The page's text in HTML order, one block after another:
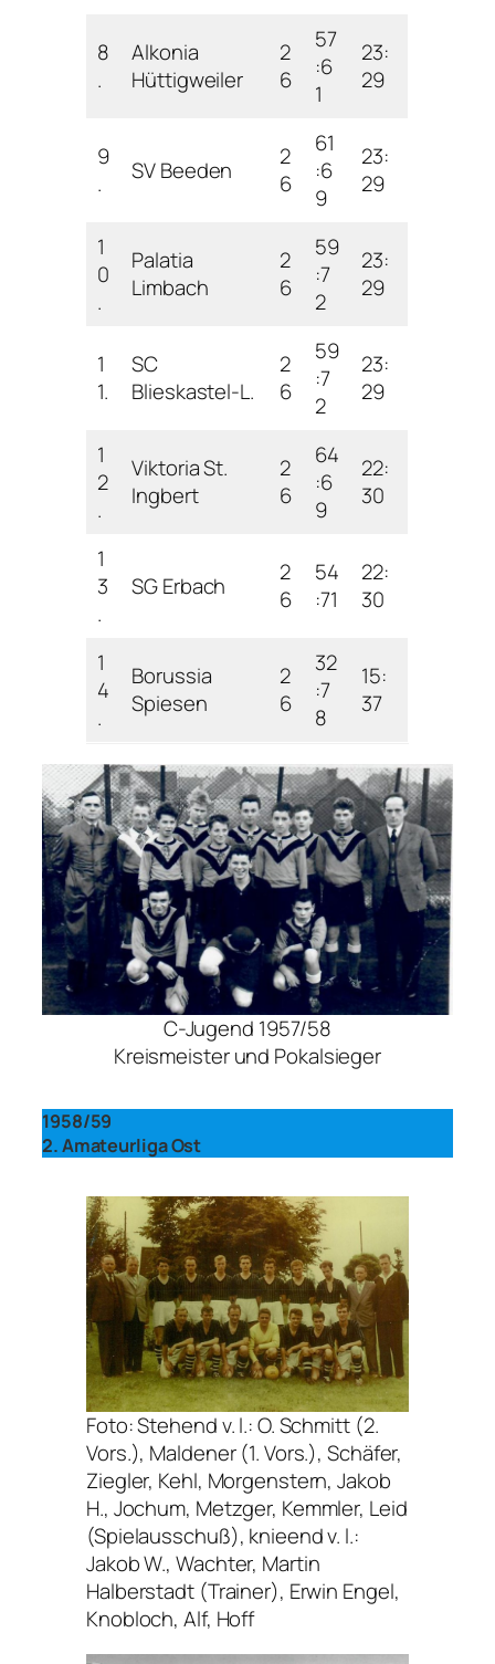
8
.
Alkonia
Hüttigweiler
2
6
57
:6
1
23:
29
9
.
SV Beeden
2
6
61
:6
9
23:
29
1
0
.
Palatia
Limbach
2
6
59
:7
2
23:
29
1
1.
SC
Blieskastel-L.
2
6
59
:7
2
23:
29
1
2
.
Viktoria St.
Ingbert
2
6
64
:6
9
22:
30
1
3
.
SG Erbach
2
6
54
:71
22:
30
1
4
.
Borussia
Spiesen
2
6
32
:7
8
15:
37
C-Jugend 1957/58
Kreismeister und Pokalsieger
1958/59
2. Amateurliga Ost
Foto: Stehend v. l.: O. Schmitt (2.
Vors.), Maldener (1. Vors.), Schäfer,
Ziegler, Kehl, Morgenstern, Jakob
H., Jochum, Metzger, Kemmler, Leid
(Spielausschuß), knieend v. l.:
Jakob W., Wachter, Martin
Halberstadt (Trainer), Erwin Engel,
Knobloch, Alf, Hoff